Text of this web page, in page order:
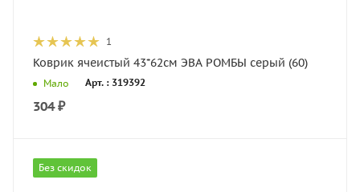
1
Коврик ячеистый 43*62см ЭВА РОМБЫ серый (60)
Мало Арт. : 319392
304₽
Без скидок